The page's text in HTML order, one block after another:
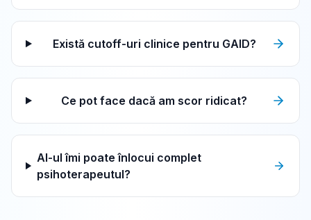
Există cutoff-uri clinice pentru GAID?
Ce pot face dacă am scor ridicat?
AI-ul îmi poate înlocui complet
psihoterapeutul?